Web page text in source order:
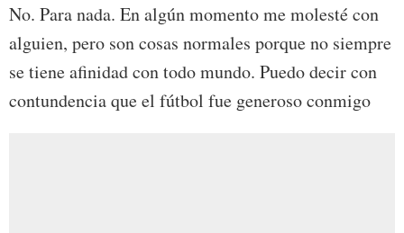
No. Para nada. En algún momento me molesté con
alguien, pero son cosas normales porque no siempre
se tiene afinidad con todo mundo. Puedo decir con
contundencia que el fútbol fue generoso conmigo